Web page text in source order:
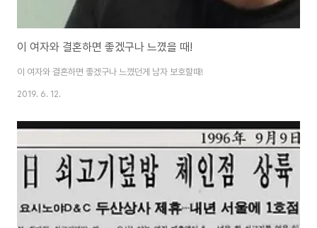
이 여자와 결혼하면 좋겠구나 느꼈을 때!
이 여자와 결혼하면 좋겠구나 느꼈던게 남자 보호할때!
2019. 6. 12.